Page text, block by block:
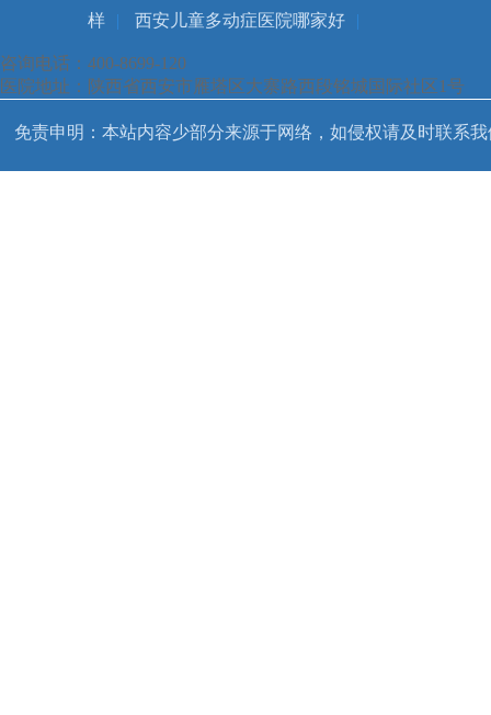
样
| 西安儿童多动症医院哪家好 |
咨询电话：400-8699-120
医院地址：陕西省西安市雁塔区大寨路西段铭城国际社区1号
免责申明：本站内容少部分来源于网络，如侵权请及时联系